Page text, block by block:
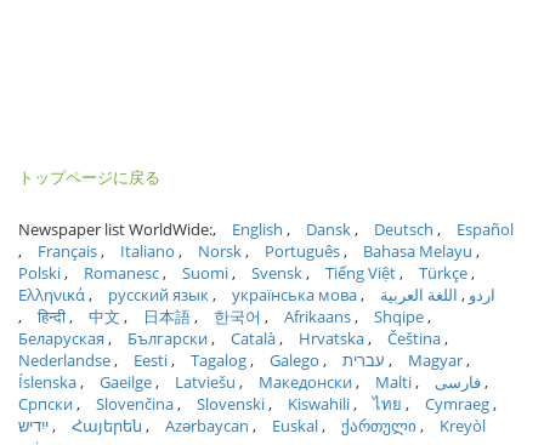
トップページに戻る
Newspaper list WorldWide: English Dansk Deutsch
Español
Français
Italiano Norsk Português
Bahasa Melayu
Polski
Romanesc Suomi Svensk Tiếng Việt
Türkçe
Ελληνικά
русский язык українська мова اردو
اللغة العربية
हिन्दी
中文 日本語 한국어 Afrikaans
Shqipe
Беларуская
Български Català Hrvatska
Čeština
Nederlandse
Eesti Tagalog Galego עברית
Magyar
Íslenska
Gaeilge Latviešu Македонски Malti
فارسی
Српски
Slovenčina Slovenski Kiswahili ไทย
Cymraeg
ייִדיש
Հայերեն Azərbaycan Euskal ქართული
Kreyòl